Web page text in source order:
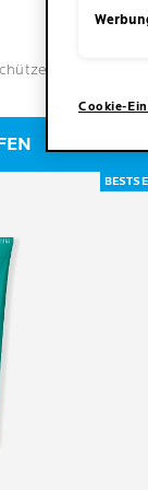
Für
Cookie-